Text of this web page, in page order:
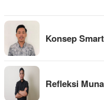
Konsep
Refleksi